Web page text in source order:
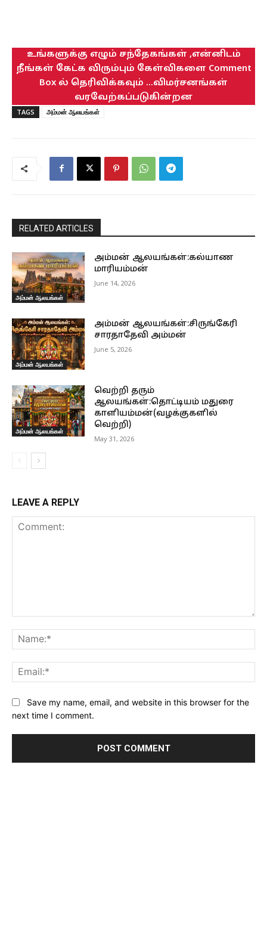
உங்களுக்கு எழும் சந்தேகங்கள் ,என்னிடம்
நீங்கள் கேட்க விரும்பும் கேள்விகளை Comment
Box ல் தெரிவிக்கவும் ...விமர்சனங்கள்
வரவேற்கப்படுகின்றன
TAGS அம்மன் ஆலயங்கள்
RELATED ARTICLES
அம்மன் ஆலயங்கள்
அம்மன் ஆலயங்கள்:கல்யாண
மாரியம்மன்
June 14, 2026
அம்மன் ஆலயங்கள்
அம்மன் ஆலயங்கள்:சிருங்கேரி
சாரதாதேவி அம்மன்
June 5, 2026
அம்மன் ஆலயங்கள்
வெற்றி தரும்
ஆலயங்கள்:தொட்டியம் மதுரை
காளியம்மன்(வழக்குகளில்
வெற்றி)
May 31, 2026
LEAVE A REPLY
Website:Save my name, email, and website in this browser for the
next time I comment.